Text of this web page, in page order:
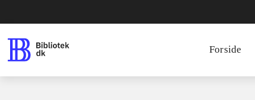
Forside